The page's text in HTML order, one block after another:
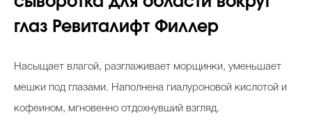
глаз Ревиталифт Филлер
Насыщает влагой, разглаживает морщинки, уменьшает
мешки под глазами. Наполнена гиалуроновой кислотой и
кофеином, мгновенно отдохнувший взгляд.